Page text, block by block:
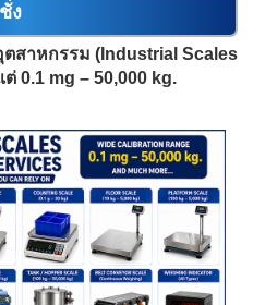
ง
ตสาหกรรม (Industrial Scales
0.1 mg – 50,000 kg.